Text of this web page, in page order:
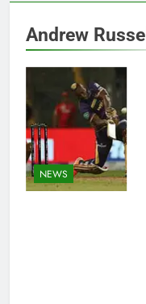
Andrew Russell
NEWS